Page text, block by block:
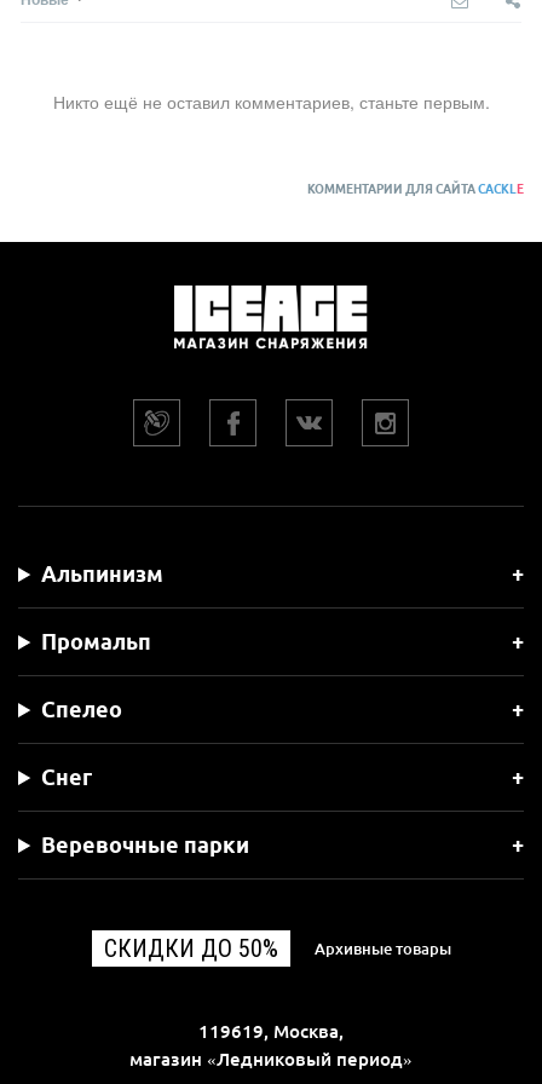
Никто ещё не оставил комментариев, станьте первым.
КОММЕНТАРИИ ДЛЯ САЙТАCACKLE
Альпинизм
Промальп
Спелео
Снег
Веревочные парки
СКИДКИ ДО 50% Архивные товары
119619, Москва,
магазин «Ледниковый период»